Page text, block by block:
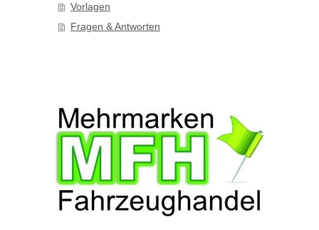
Vorlagen
Fragen & Antworten